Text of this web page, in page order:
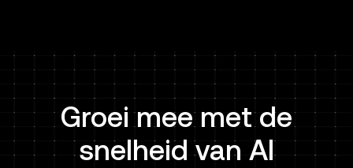
Groei mee met de
snelheid van AI